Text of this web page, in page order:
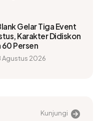
Gelar Tiga Event
Karakter Didiskon
Persen
Agustus 2026
Kunjungi